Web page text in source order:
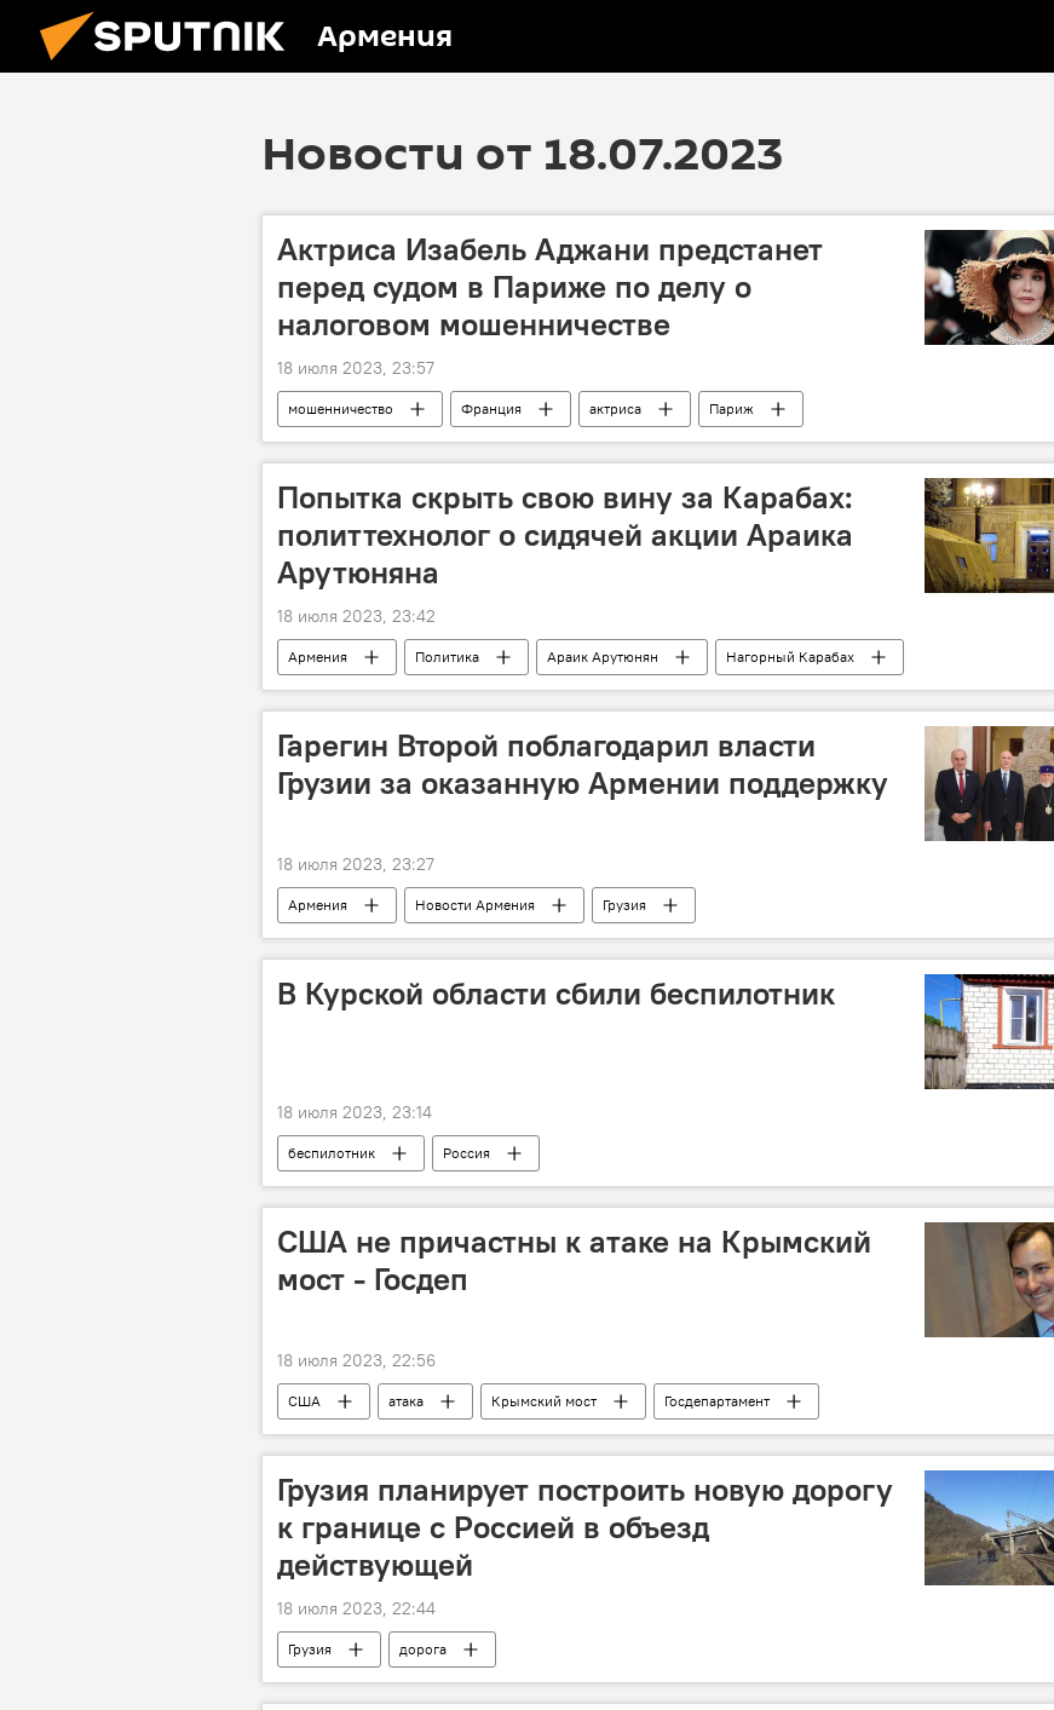
Армения
Новости от 18.07.2023
Актриса Изабель Аджани предстанет
перед судом в Париже по делу о
налоговом мошенничестве
18 июля 2023, 23:57
мошенничество Франция актриса Париж
Попытка скрыть свою вину за Карабах:
политтехнолог о сидячей акции Араика
Арутюняна
18 июля 2023, 23:42
Армения Политика Араик Арутюнян Нагорный Карабах
Гарегин Второй поблагодарил власти
Грузии за оказанную Армении поддержку
18 июля 2023, 23:27
Армения Новости Армения Грузия
В Курской области сбили беспилотник
18 июля 2023, 23:14
беспилотник Россия
США не причастны к атаке на Крымский
мост - Госдеп
18 июля 2023, 22:56
США атака Крымский мост Госдепартамент
Грузия планирует построить новую дорогу
к границе с Россией в объезд
действующей
18 июля 2023, 22:44
Грузия дорога